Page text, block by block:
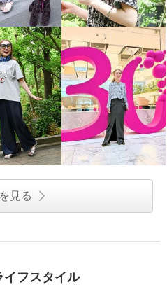
見る
イフスタイル